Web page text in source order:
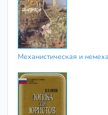
Механистическая и